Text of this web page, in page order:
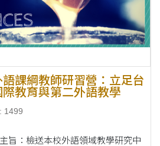
課綱教師研習營：立足台
教育與第二外語教學
1499
旨：檢送本校外語領域教學研究中